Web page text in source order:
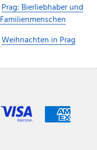
Prag: Bierliebhaber und
Familienmenschen
Weihnachten in Prag